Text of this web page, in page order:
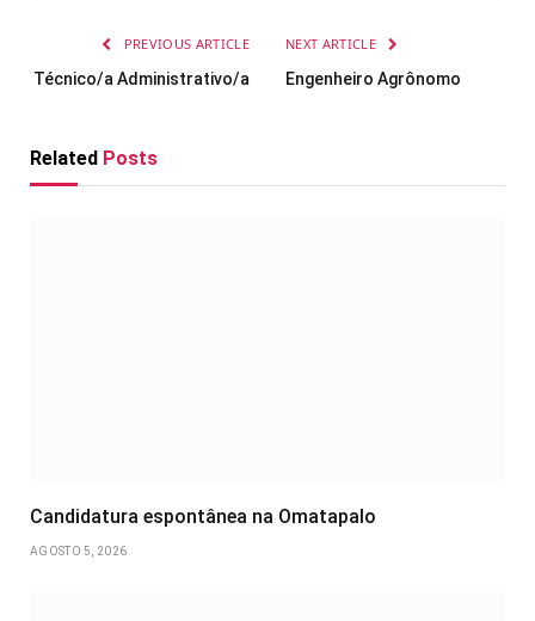
PREVIOUS ARTICLE
Técnico/a Administrativo/a
NEXT ARTICLE
Engenheiro Agrônomo
Related Posts
Candidatura espontânea na Omatapalo
AGOSTO 5, 2026